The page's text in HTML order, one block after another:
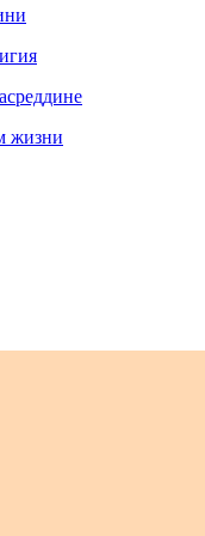
жизни